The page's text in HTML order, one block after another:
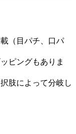
（目パチ、口パ
ピングもありま
肢によって分岐し